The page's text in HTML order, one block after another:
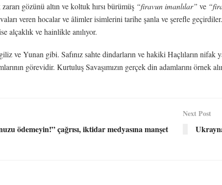
gözünü altın ve koltuk hırsı bürümüş “firavun imanlılar” ve
veren hocalar ve âlimler isimlerini tarihe şanla ve şerefle
alçaklık ve hainlikle anılıyor.
ve Yunan gibi. Safınız sahte dindarların ve hakiki Haçlıların nifak
görevidir. Kurtuluş Savaşımızın gerçek din adamlarını örnek
ödemeyin!” çağrısı, iktidar medyasına manşet
Next Post